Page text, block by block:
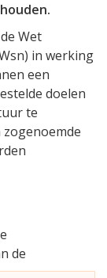
Wet
in werking
een
doelen
te
de